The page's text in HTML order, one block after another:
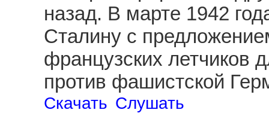
назад. В марте 1942
Сталину с
французских летчиков
против фашистской
Скачать Слушать